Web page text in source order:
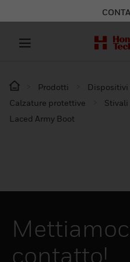
Prodotti
Calzature protettive
Stivali
Laced Army Boot
contatto!